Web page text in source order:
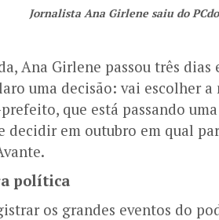
Jornalista Ana Girlene saiu do
Ana Girlene passou três
uma decisão: vai escolher
que está passando
decidir em outubro em qual
política
os grandes eventos do